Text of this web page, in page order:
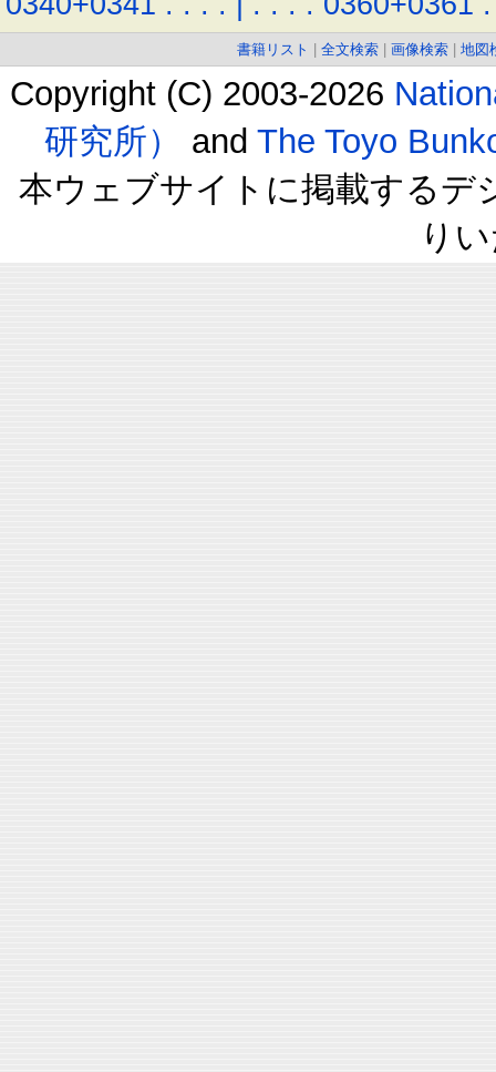
書籍リスト 全文検索 画像検索 地図
Copyright (C) 2003-2026
研究所）
and The Toyo
本ウェブサイトに掲載するデ
り